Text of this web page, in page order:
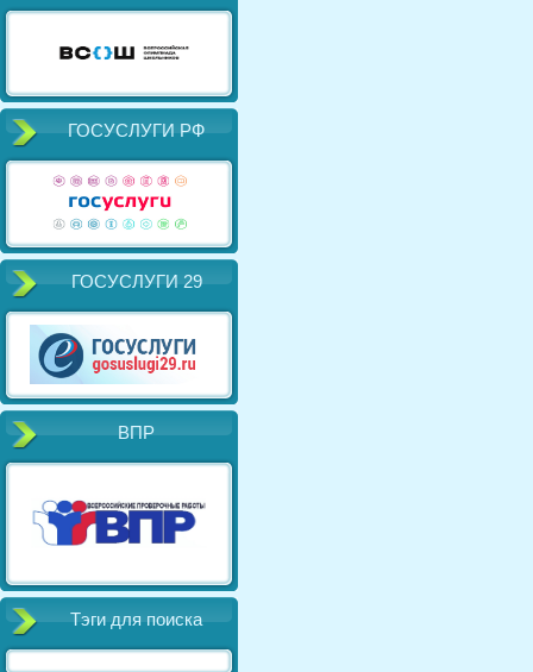
ГОСУСЛУГИ РФ
ГОСУСЛУГИ 29
ВПР
Тэги для поиска